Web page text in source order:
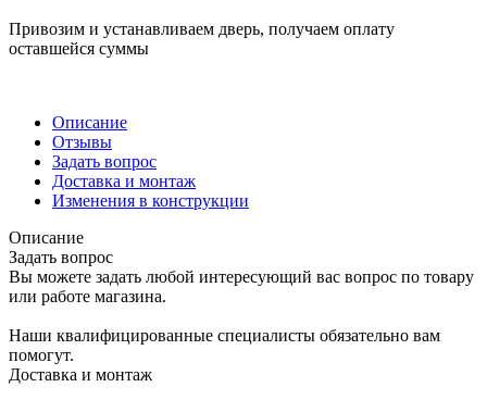
Привозим и устанавливаем дверь, получаем оплату
оставшейся суммы
Описание
Отзывы
Задать вопрос
Доставка и монтаж
Изменения в конструкции
Описание
Задать вопрос
Вы можете задать любой интересующий вас вопрос по товару
или работе магазина.
Наши квалифицированные специалисты обязательно вам
помогут.
Доставка и монтаж